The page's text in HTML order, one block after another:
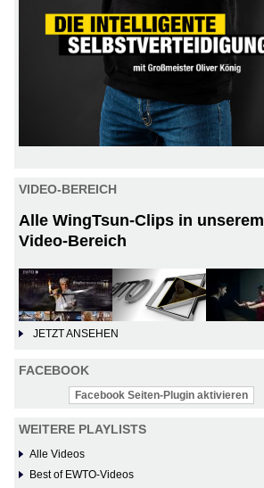
VIDEO-BEREICH
Alle WingTsun-Clips in unserem
Video-Bereich
JETZT ANSEHEN
FACEBOOK
Facebook Seiten-Plugin aktivieren
WEITERE PLAYLISTS
Alle Videos
Best of EWTO-Videos